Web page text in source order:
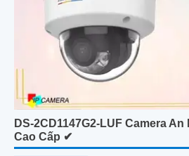
DS-2CD1147G2-LUF Camera
Cao Cấp ✔